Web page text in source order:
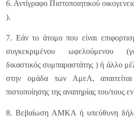
6. Αντίγραφο Πιστοποιητικού
).
7. Εάν το άτομο που είναι
συγκεκριμένου ωφελούμενου
δικαστικός συμπαραστάτης ) ή άλλο
στην ομάδα των ΑμεΑ, απαιτείται
πιστοποίησης της αναπηρίας του/τους
8. Βεβαίωση ΑΜΚΑ ή υπεύθυνη